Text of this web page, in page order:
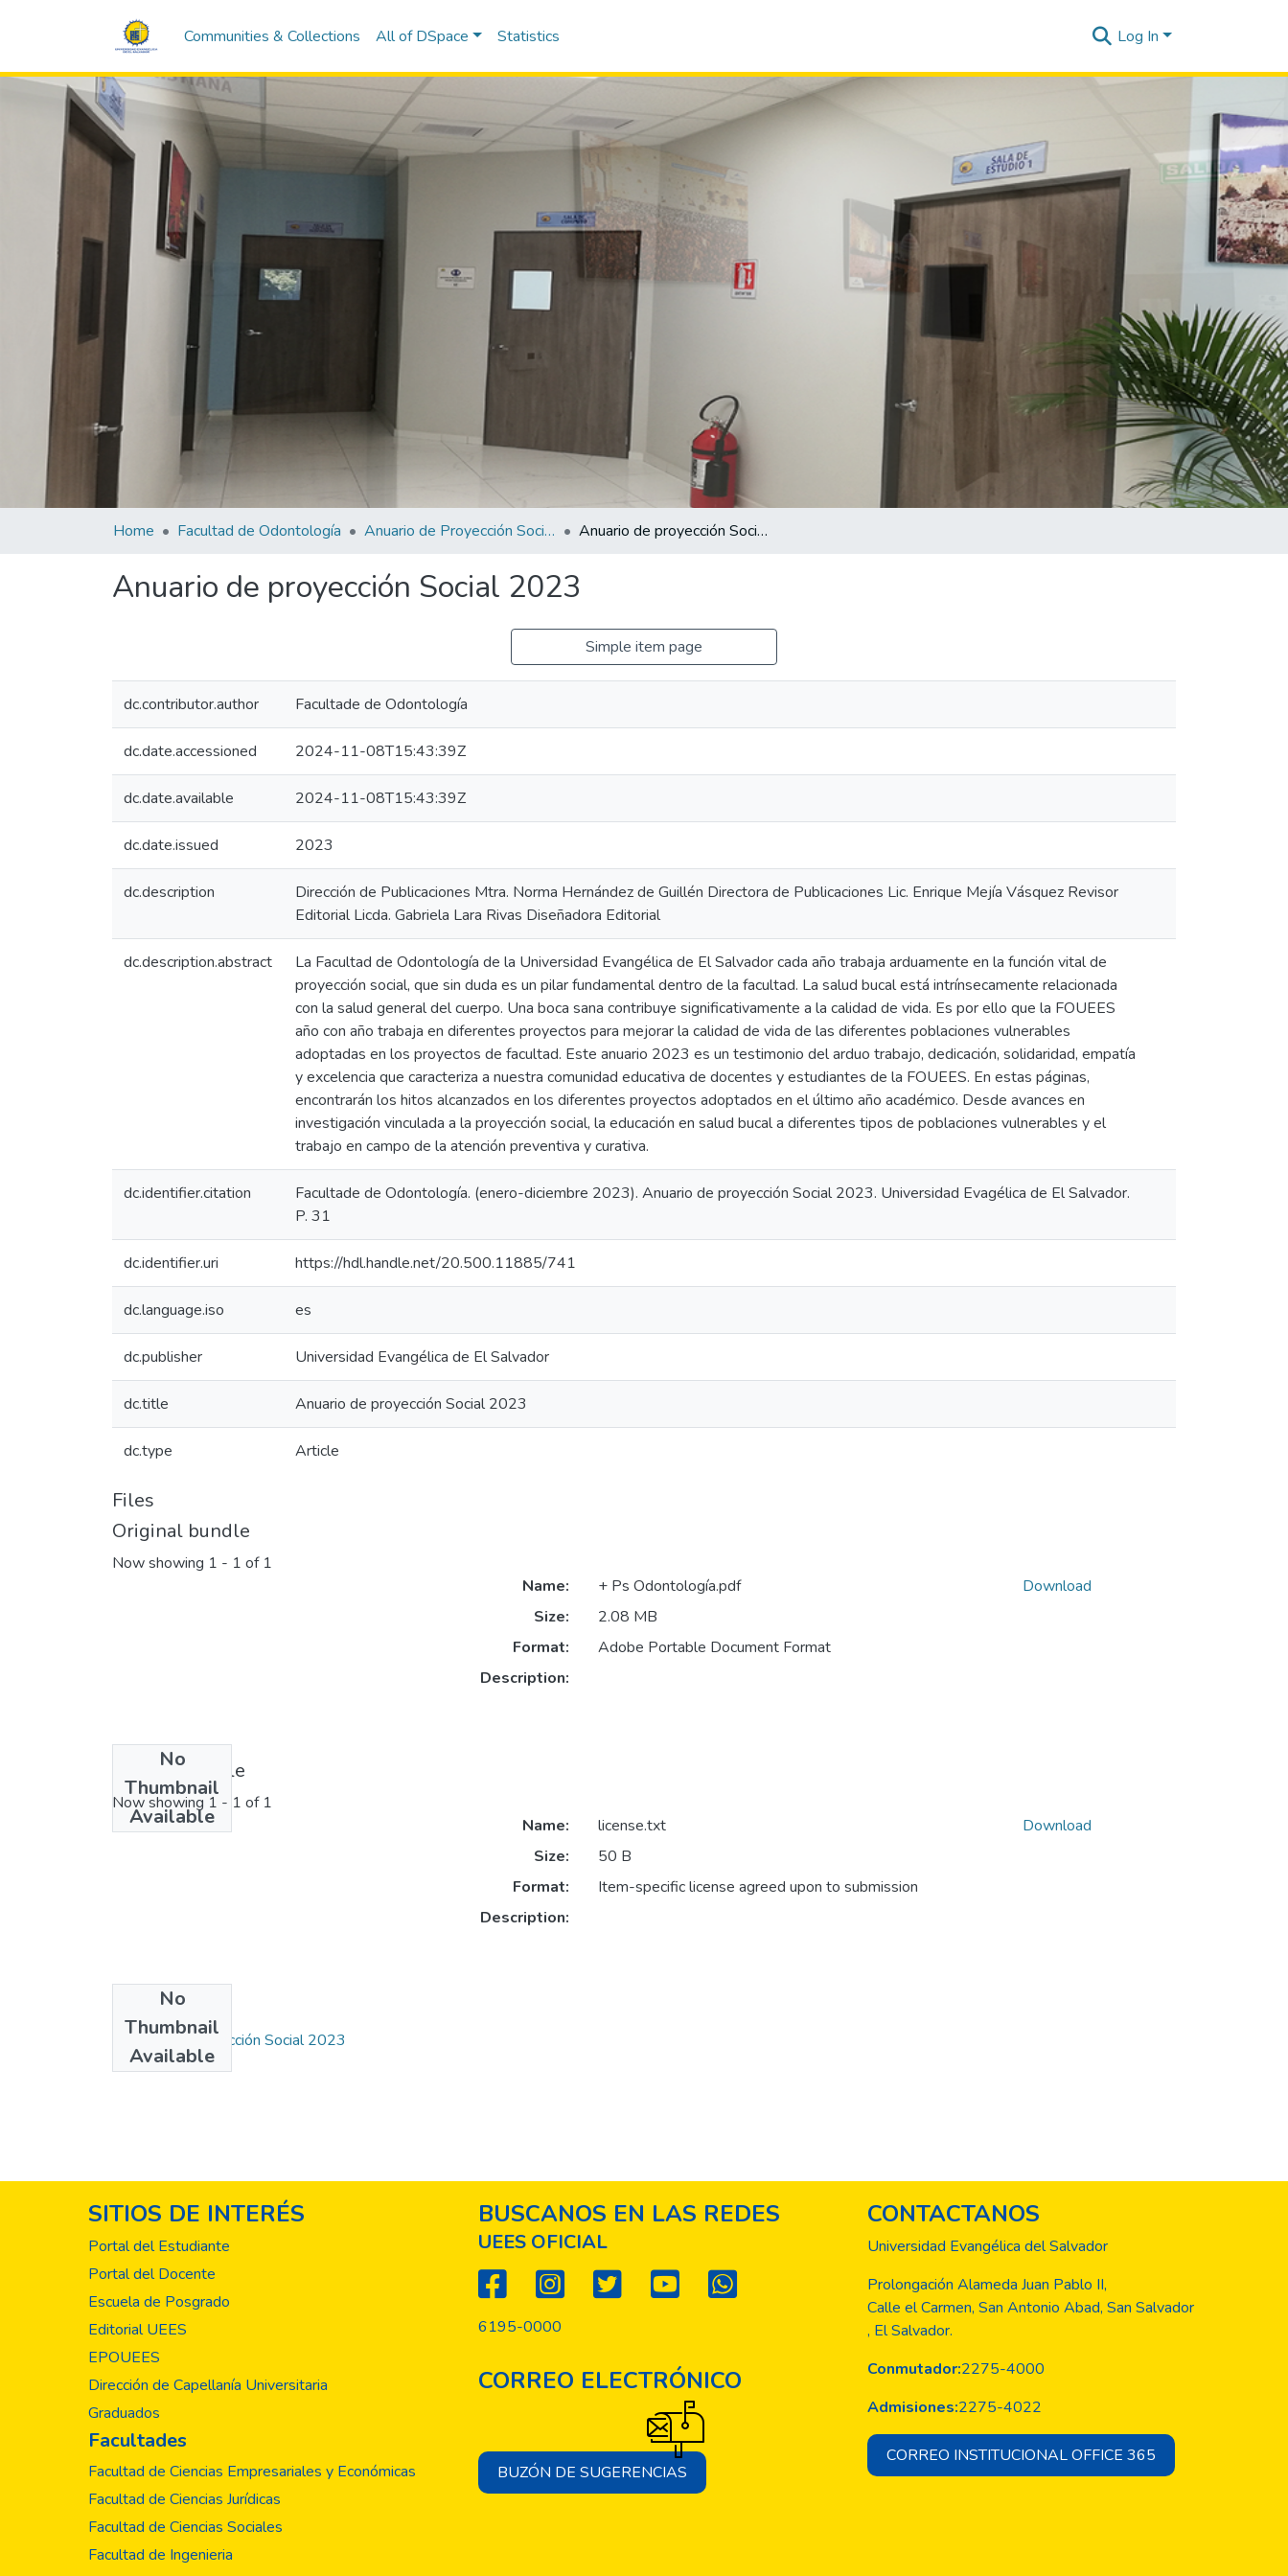
Communities & Collections All of DSpace Statistics Log In
Home Facultad de Odontología Anuario de Proyección Social 2023 Anuario de proyección Social 2023
Anuario de proyección Social 2023
Simple item page
dc.contributor.author Facultade de Odontología
dc.date.accessioned 2024-11-08T15:43:39Z
dc.date.available 2024-11-08T15:43:39Z
dc.date.issued 2023
dc.description
Dirección de Publicaciones Mtra. Norma Hernández de Guillén Directora de Publicaciones Lic. Enrique Mejía Vásquez Revisor
Editorial Licda. Gabriela Lara Rivas Diseñadora Editorial
dc.description.abstract
La Facultad de Odontología de la Universidad Evangélica de El Salvador cada año trabaja arduamente en la función vital de
proyección social, que sin duda es un pilar fundamental dentro de la facultad. La salud bucal está intrínsecamente relacionada
con la salud general del cuerpo. Una boca sana contribuye significativamente a la calidad de vida. Es por ello que la FOUEES
año con año trabaja en diferentes proyectos para mejorar la calidad de vida de las diferentes poblaciones vulnerables
adoptadas en los proyectos de facultad. Este anuario 2023 es un testimonio del arduo trabajo, dedicación, solidaridad, empatía
y excelencia que caracteriza a nuestra comunidad educativa de docentes y estudiantes de la FOUEES. En estas páginas,
encontrarán los hitos alcanzados en los diferentes proyectos adoptados en el último año académico. Desde avances en
investigación vinculada a la proyección social, la educación en salud bucal a diferentes tipos de poblaciones vulnerables y el
trabajo en campo de la atención preventiva y curativa.
dc.identifier.citation
Facultade de Odontología. (enero-diciembre 2023). Anuario de proyección Social 2023. Universidad Evagélica de El Salvador.
P. 31
dc.identifier.uri https://hdl.handle.net/20.500.11885/741
dc.language.iso es
dc.publisher Universidad Evangélica de El Salvador
dc.title Anuario de proyección Social 2023
dc.type Article
Files
Original bundle
Now showing 1 - 1 of 1
No
Thumbnail
Available
Name:
+ Ps Odontología.pdf
Size:
2.08 MB
Format:
Adobe Portable Document Format
Description:
Download
License bundle
Now showing 1 - 1 of 1
No
Thumbnail
Available
Name:
license.txt
Size:
50 B
Format:
Item-specific license agreed upon to submission
Description:
Download
Collections
Anuario de Proyección Social 2023
SITIOS DE INTERÉS
Portal del Estudiante
Portal del Docente
Escuela de Posgrado
Editorial UEES
EPOUEES
Dirección de Capellanía Universitaria
Graduados
Facultades
Facultad de Ciencias Empresariales y Económicas
Facultad de Ciencias Jurídicas
Facultad de Ciencias Sociales
Facultad de Ingenieria
BUSCANOS EN LAS REDES
UEES OFICIAL
6195-0000
CORREO ELECTRÓNICO
BUZÓN DE SUGERENCIAS
CONTACTANOS
Universidad Evangélica del Salvador
Prolongación Alameda Juan Pablo II,
Calle el Carmen, San Antonio Abad, San Salvador
, El Salvador.
Conmutador:2275-4000
Admisiones:2275-4022
CORREO INSTITUCIONAL OFFICE 365